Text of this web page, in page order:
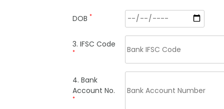
DOB *
3. IFSC Code
*
4. Bank
Account No.
*